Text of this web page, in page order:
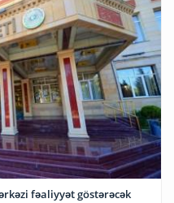
fəaliyyət göstərəcək